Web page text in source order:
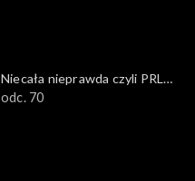
Niecała nieprawda czyli PRL
w DTV
odc. 70